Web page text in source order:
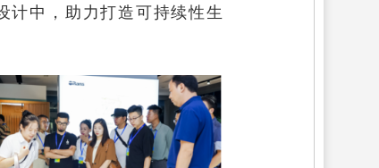
计中，助力打造可持续性生